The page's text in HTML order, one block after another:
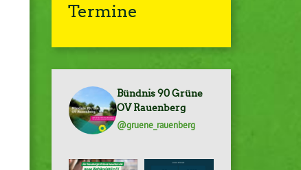
Termine
Bündnis 90 Grüne
OV Rauenberg
@gruene_rauenberg